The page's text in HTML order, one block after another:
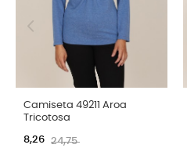
Camiseta 49211 Aroa
Tricotosa
24,75
8,26